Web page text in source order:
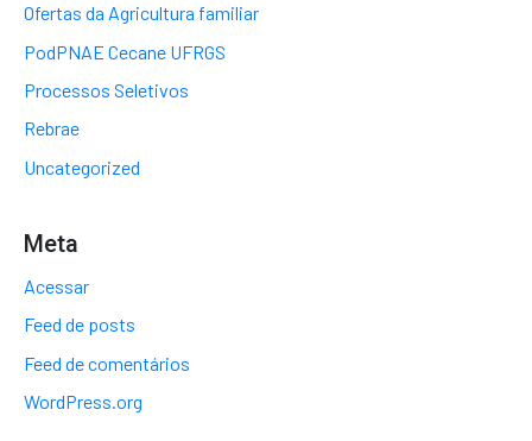
Ofertas da Agricultura familiar
PodPNAE Cecane UFRGS
Processos Seletivos
Rebrae
Uncategorized
Meta
Acessar
Feed de posts
Feed de comentários
WordPress.org